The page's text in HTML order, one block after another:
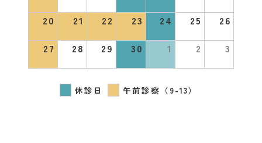
20
21 22 23 24 25
26
27
28 29 30 1 2 3
休診日 午前診察（9-13）